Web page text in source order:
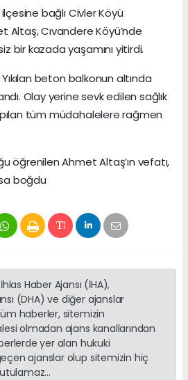
ilçesine bağlı Civler Köyü
Altaş, Cıvandere Köyü’nde
bir kazada yaşamını yitirdi.
beton balkonun altında
Olay yerine sevk edilen sağlık
tüm müdahalelere rağmen
öğrenilen Ahmet Altaş’ın vefatı,
boğdu
Haber Ajansı (İHA),
(DHA) ve diğer ajanslar
haberler, sitemizin
olmadan ajans kanallarından
yer alan hukuki
ajanslar olup sitemizin hiç